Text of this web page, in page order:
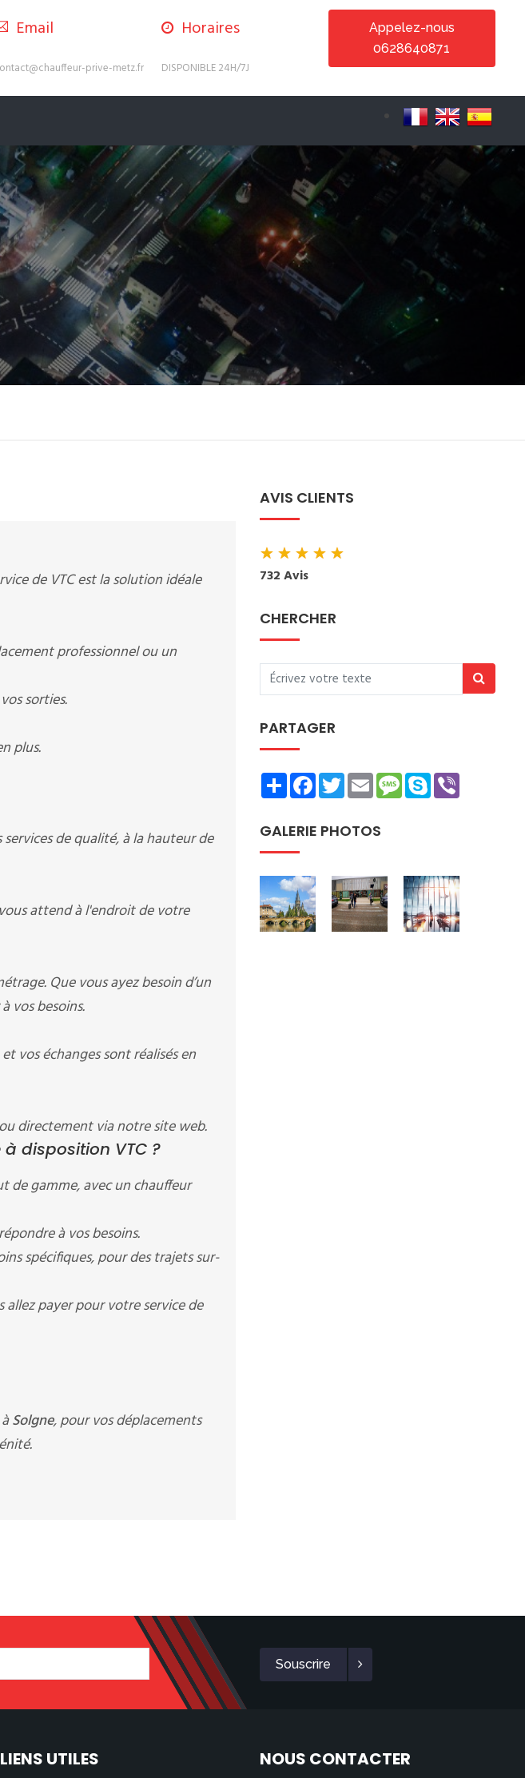
Email
prive-metz.fr
Horaires
DISPONIBLE 24H/7J
Appelez-nous
0628640871
de VTC est la solution idéale
professionnel ou un
sorties.
plus.
de qualité, à la hauteur de
attend à l'endroit de votre
Que vous ayez besoin d’un
vos besoins.
vos échanges sont réalisés en
directement via notre site web.
à disposition VTC ?
de gamme, avec un chauffeur
à vos besoins.
spécifiques, pour des trajets sur-
allez payer pour votre service de
Solgne, pour vos déplacements
AVIS CLIENTS
★★★★★
732 Avis
CHERCHER
PARTAGER
ShareFacebookTwitterEmailMessage
Skype
GALERIE PHOTOS
Souscrire
LIENS UTILES NOUS CONTACTER